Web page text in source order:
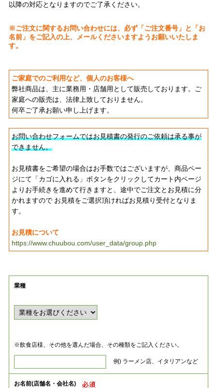
以降の対応となりますのでご了承ください。
※ご注文に関するお問い合わせには、必ず「ご注文番号」と「お
名前」をご記入の上、メールくださいますようお願いいたしま
す。
ご家庭でのご利用など、個人のお客様へ
弊社商品は、主に業務用・店舗用として販売しております。ご
家庭への販売は、法律上致しておりません。
何卒ご了承お願い申し上げます。
お問い合わせフォームではお見積書の発行のご依頼は承る事が
できません。
お見積書をご希望の場合はお手数ではございますが、商品ペー
ジにて「カゴに入れる」ボタンをクリックしてカート内ページ
よりお手続きを進めて行きますと、途中でご注文とお見積に分
かれますので お見積をご選択頂ければお見積り受付となりま
す。
お見積について
https://www.chuubou.com/user_data/group.php
業種
※飲食店様、その他を選んだ場合、その種類をご記入ください。
例) ラーメン店、イタリアンなど
お名前(店舗名・会社名)